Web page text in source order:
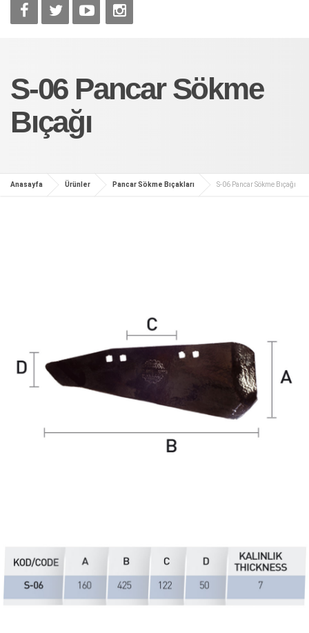
S-06 Pancar Sökme
Bıçağı
Anasayfa Ürünler Pancar Sökme Bıçakları S-06 Pancar Sökme Bıçağı